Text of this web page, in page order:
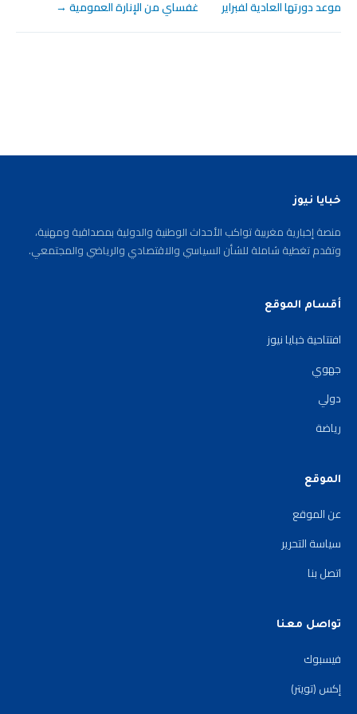
موعد دورتها العادية لفبراير غفساي من الإنارة العمومية →
خبايا نيوز
منصة إخبارية مغربية تواكب الأحداث الوطنية والدولية بمصداقية ومهنية،
وتقدم تغطية شاملة للشأن السياسي والاقتصادي والرياضي والمجتمعي.
أقسام الموقع
افتتاحية خبايا نيوز
جهوي
دولي
رياضة
الموقع
عن الموقع
سياسة التحرير
اتصل بنا
تواصل معنا
فيسبوك
إكس (تويتر)